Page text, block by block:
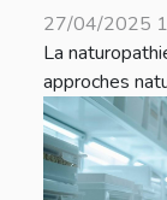
27/04/2025
La
approches